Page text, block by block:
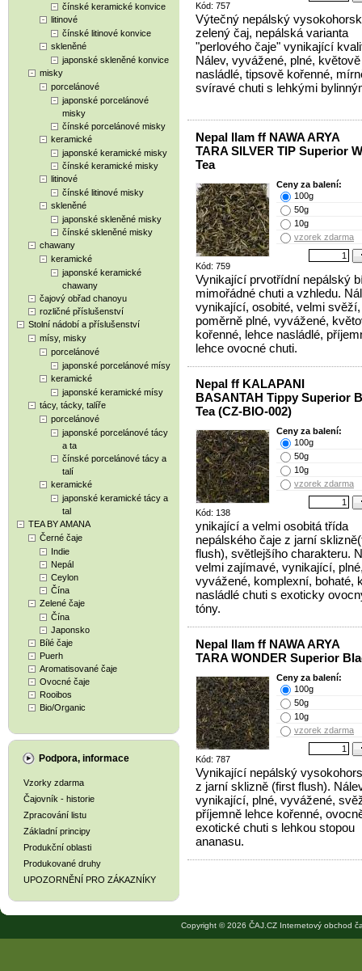
čínské keramické konvice
litinové
čínské litinové konvice
skleněné
japonské skleněné konvice
misky
porcelánové
japonské porcelánové
misky
čínské porcelánové misky
keramické
japonské keramické misky
čínské keramické misky
litinové
čínské litinové misky
skleněné
japonské skleněné misky
čínské skleněné misky
chawany
keramické
japonské keramické
chawany
čajový obřad chanoyu
rozličné příslušenství
Stolní nádobí a příslušenství
mísy, misky
porcelánové
japonské porcelánové mísy
keramické
japonské keramické mísy
tácy, tácky, talíře
porcelánové
japonské porcelánové tácy
a ta
čínské porcelánové tácy a
talí
keramické
japonské keramické tácy a
tal
TEA BY AMANA
Černé čaje
Indie
Nepál
Ceylon
Čína
Zelené čaje
Čína
Japonsko
Bílé čaje
Puerh
Aromatisované čaje
Ovocné čaje
Rooibos
Bio/Organic
Podpora, informace
Vzorky zdarma
Čajovník - historie
Zpracování listu
Základní principy
Produkční oblasti
Produkované druhy
UPOZORNĚNÍ PRO ZÁKAZNÍKY
Kód: 757
Výtečný nepálský
zelený čaj, nepálská varianta
"perlového čaje" vynikající
Nálev, vyvážené, plné, květově
nasládlé, tipsově kořenné,
svíravé chuti s lehkými
Nepal Ilam ff NAWA ARYA
TARA SILVER TIP Superior
Tea
Kód: 759
Ceny za balení:
100g
50g
10g
vzorek zdarma
Vynikající prvotřídní nepálský
mimořádné chuti a vzhledu.
vynikající, osobité, velmi svěží,
poměrně plné, vyvážené,
kořenné, lehce nasládlé,
lehce ovocné chuti.
Nepal ff KALAPANI
BASANTAH Tippy Superior
Tea (CZ-BIO-002)
Kód: 138
Ceny za balení:
100g
50g
10g
vzorek zdarma
ynikající a velmi osobitá třída
nepálského čaje z jarní
flush), světlejšího charakteru.
velmi zajímavé, vynikající,
vyvážené, komplexní, bohaté,
nasládlé chuti s exoticky
tóny.
Nepal Ilam ff NAWA ARYA
TARA WONDER Superior
Kód: 787
Ceny za balení:
100g
50g
10g
vzorek zdarma
Vynikající nepálský
z jarní sklizně (first flush).
vynikající, plné, vyvážené,
příjemně lehce kořenné,
exotické chuti s lehkou stopou
ananasu.
Copyright © 2026 ČAJ.CZ Internetový obchod